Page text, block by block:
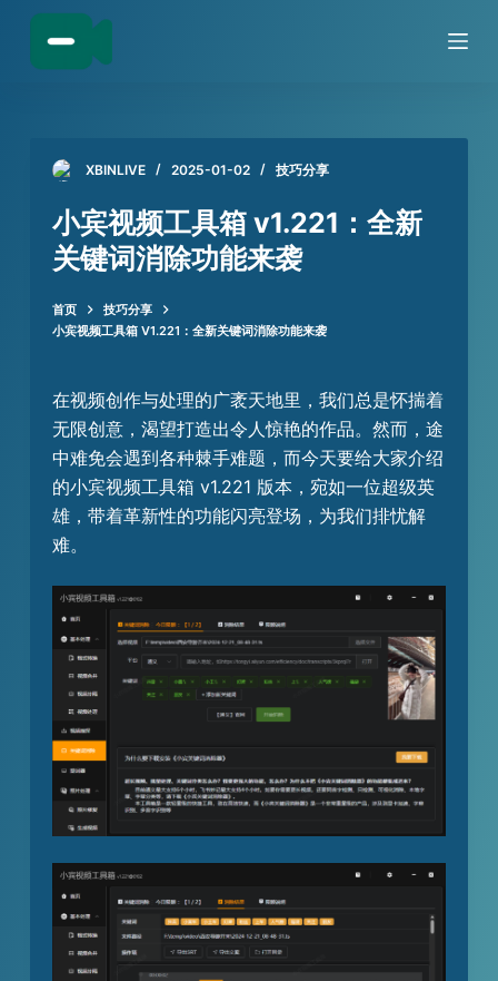
跳
XBINLIVE 2025-01-02 技巧分享
小宾视频工具箱 v1.221：全新
关键词消除功能来袭
首页
技巧分享
小宾视频工具箱 V1.221：全新关键词消除功能来袭
在视频创作与处理的广袤天地里，我们总是怀揣着
无限创意，渴望打造出令人惊艳的作品。然而，途
中难免会遇到各种棘手难题，而今天要给大家介绍
的小宾视频工具箱 v1.221 版本，宛如一位超级英
雄，带着革新性的功能闪亮登场，为我们排忧解
难。